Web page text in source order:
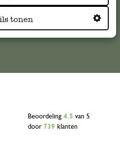
tonen
Beoordeling 4.5 van 5
door 739 klanten